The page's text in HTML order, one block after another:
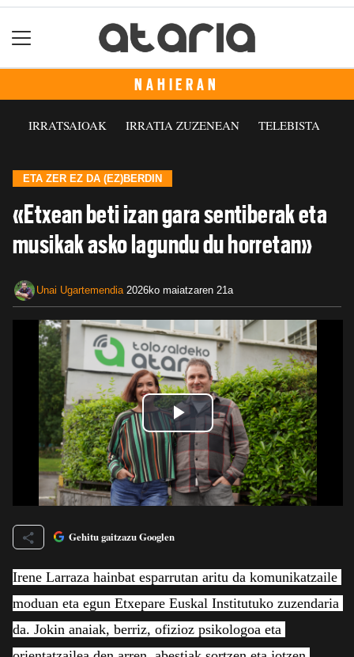
NAHIERAN
IRRATSAIOAK IRRATIA ZUZENEAN TELEBISTA
ETA ZER EZ DA (EZ)BERDIN
«Etxean beti izan gara sentiberak eta
musikak asko lagundu du horretan»
Unai Ugartemendia 2026ko maiatzaren 21a
Gehitu gaitzazu Googlen
Irene Larraza hainbat esparrutan aritu da komunikatzaile
moduan eta egun Etxepare Euskal Institutuko zuzendaria
da. Jokin anaiak, berriz, ofizioz psikologoa eta